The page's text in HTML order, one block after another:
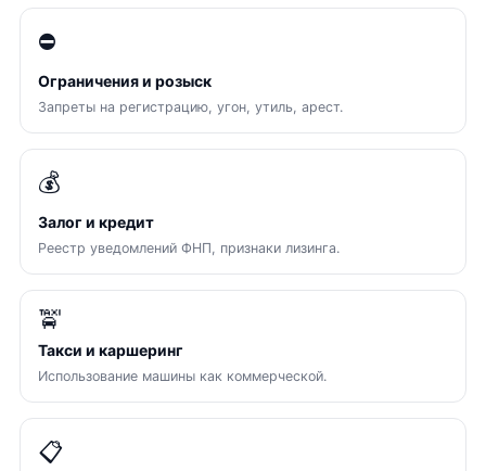
⛔
Ограничения и розыск
Запреты на регистрацию, угон, утиль, арест.
💰
Залог и кредит
Реестр уведомлений ФНП, признаки лизинга.
🚖
Такси и каршеринг
Использование машины как коммерческой.
📋